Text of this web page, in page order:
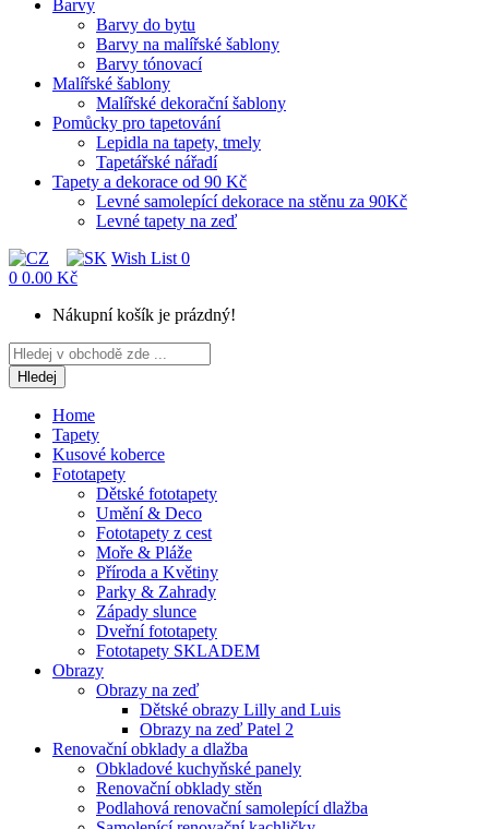
Barvy
Barvy do bytu
Barvy na malířské šablony
Barvy tónovací
Malířské šablony
Malířské dekorační šablony
Pomůcky pro tapetování
Lepidla na tapety, tmely
Tapetářské nářadí
Tapety a dekorace od 90 Kč
Levné samolepící dekorace na stěnu za 90Kč
Levné tapety na zeď
Wish List 0
0 0.00 Kč
Nákupní košík je prázdný!
Hledej
Home
Tapety
Kusové koberce
Fototapety
Dětské fototapety
Umění & Deco
Fototapety z cest
Moře & Pláže
Příroda a Květiny
Parky & Zahrady
Západy slunce
Dveřní fototapety
Fototapety SKLADEM
Obrazy
Obrazy na zeď
Dětské obrazy Lilly and Luis
Obrazy na zeď Patel 2
Renovační obklady a dlažba
Obkladové kuchyňské panely
Renovační obklady stěn
Podlahová renovační samolepící dlažba